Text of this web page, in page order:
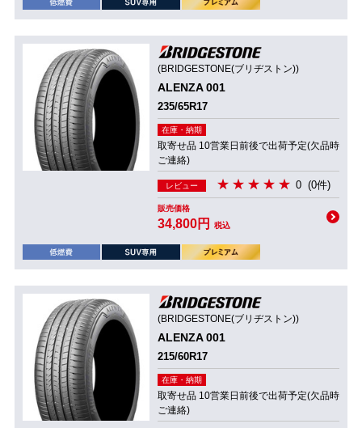
(BRIDGESTONE(ブリヂストン))
ALENZA 001
235/65R17
在庫・納期
取寄せ品 10営業日前後で出荷予定(欠品時
ご連絡)
レビュー 0 (0件)
販売価格
34,800円 税込
(BRIDGESTONE(ブリヂストン))
ALENZA 001
215/60R17
在庫・納期
取寄せ品 10営業日前後で出荷予定(欠品時
ご連絡)